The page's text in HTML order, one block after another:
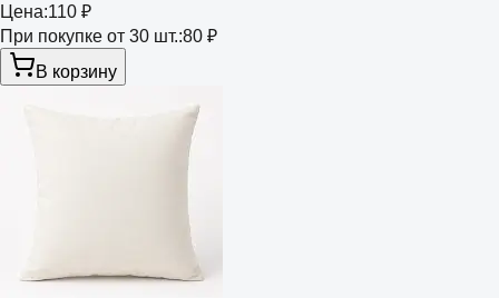
Цена:110 ₽
При покупке от 30 шт.:80 ₽
В корзину